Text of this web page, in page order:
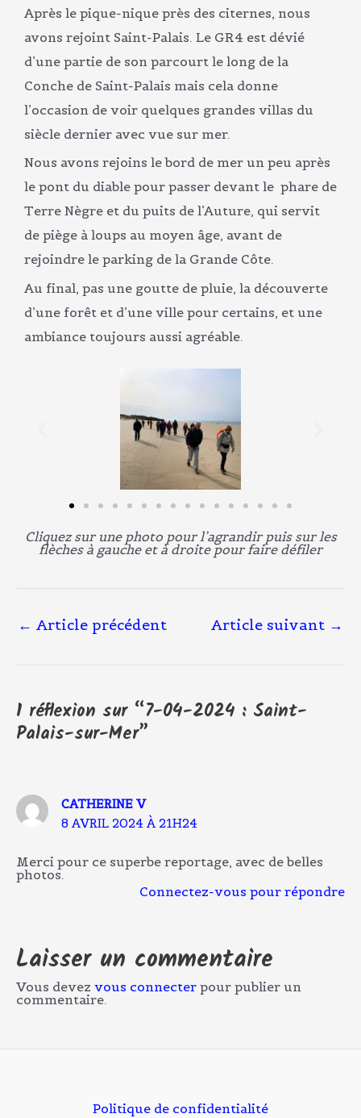
Après le pique-nique près des citernes, nous
avons rejoint Saint-Palais. Le GR4 est dévié
d’une partie de son parcourt le long de la
Conche de Saint-Palais mais cela donne
l’occasion de voir quelques grandes villas du
siècle dernier avec vue sur mer.
Nous avons rejoins le bord de mer un peu après
le pont du diable pour passer devant le phare de
Terre Nègre et du puits de l’Auture, qui servit
de piège à loups au moyen âge, avant de
rejoindre le parking de la Grande Côte.
Au final, pas une goutte de pluie, la découverte
d’une forêt et d’une ville pour certains, et une
ambiance toujours aussi agréable.
Cliquez sur une photo pour l’agrandir puis sur les
flèches à gauche et à droite pour faire défiler
← Article précédent Article suivant →
1 réflexion sur “7-04-2024 : Saint-
Palais-sur-Mer”
CATHERINE V
8 AVRIL 2024 À 21H24
Merci pour ce superbe reportage, avec de belles
photos.
Connectez-vous pour répondre
Laisser un commentaire
Vous devez vous connecter pour publier un
commentaire.
Politique de confidentialité